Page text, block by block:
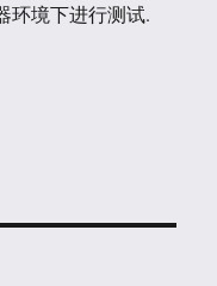
环境下进行测试.